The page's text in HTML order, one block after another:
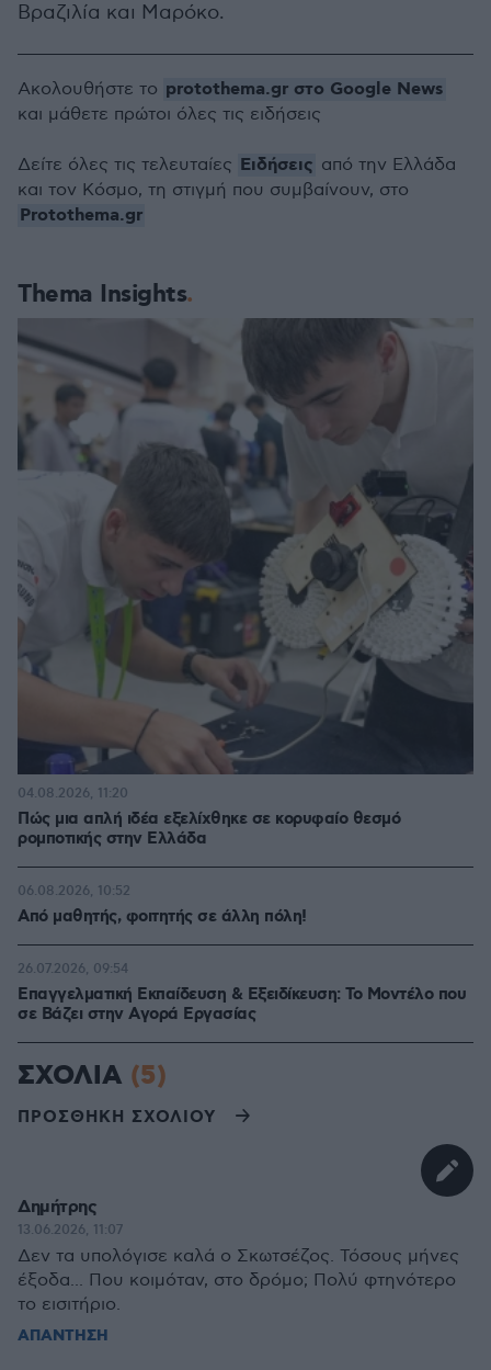
Βραζιλία και Μαρόκο.
Thema Insights
Πώς μια απλή ιδέα εξελίχθηκε σε κορυφαίο θεσμό
ρομποτικής στην Ελλάδα
04.08.2026, 11:20
Από μαθητής, φοιτητής σε άλλη πόλη!
06.08.2026, 10:52
Επαγγελματική Εκπαίδευση & Εξειδίκευση: Το Mοντέλο που
σε Bάζει στην Aγορά Eργασίας
26.07.2026, 09:54
Ακολουθήστε το protothema.gr στο Google News
και μάθετε πρώτοι όλες τις ειδήσεις
Δείτε όλες τις τελευταίες Ειδήσεις από την Ελλάδα
και τον Κόσμο, τη στιγμή που συμβαίνουν, στο
Protothema.gr
ΣΧΟΛΙΑ (5)
ΠΡΟΣΘΗΚΗ ΣΧΟΛΙΟΥ
Δημήτρης
13.06.2026, 11:07
Δεν τα υπολόγισε καλά ο Σκωτσέζος. Τόσους μήνες
έξοδα... Που κοιμόταν, στο δρόμο; Πολύ φτηνότερο
το εισιτήριο.
ΑΠΑΝΤΗΣΗ